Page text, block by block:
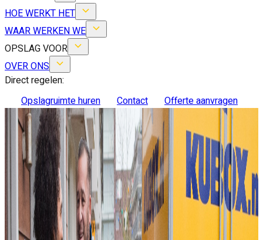
HOE WERKT HET
WAAR WERKEN WE
OPSLAG VOOR
OVER ONS
Direct regelen:
Opslagruimte huren
Contact Offerte aanvragen